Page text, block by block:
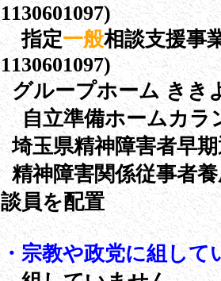
1130601097)
指定一般相談支援事
1130601097)
グループホーム きき
自立準備ホームカラ
埼玉県精神障害者早期
精神障害関係従事者
談員を配置
・宗教や政党に組して